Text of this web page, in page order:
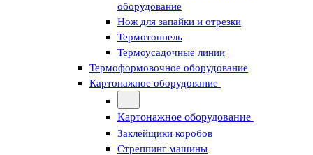
оборудование
Нож для запайки и отрезки
Термотоннель
Термоусадочные линии
Термоформовочное оборудование
Картонажное оборудование
Картонажное оборудование
Заклейщики коробов
Стреппинг машины